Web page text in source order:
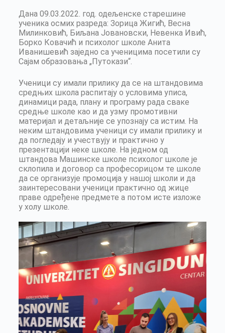
Дана 09.03.2022. год. одељенске старешине
ученика осмих разреда: Зорица Жигић, Весна
Милинковић, Биљана Јовановски, Невенка Ивић,
Борко Ковачић и психолог школе Анита
Иванишевић заједно са ученицима посетили су
Сајам образовања „Путокази“.
Ученици су имали прилику да се на штандовима
средњих школа распитају о условима уписа,
динамици рада, плану и програму рада сваке
средње школе као и да узму промотивни
материјал и детаљније се упознају са истим. На
неким штандовима ученици су имали прилику и
да погледају и учествују и практично у
презентацији неке школе. На једном од
штандова Машинске школе психолог школе је
склопила и договор са професорицом те школе
да се организује промоција у нашој школи и да
заинтересовани ученици практично од жице
праве одређене предмете а потом исте изложе
у холу школе.